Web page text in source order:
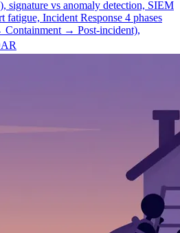
signature vs anomaly detection, SIEM
fatigue, Incident Response 4 phases
→ Post-incident),